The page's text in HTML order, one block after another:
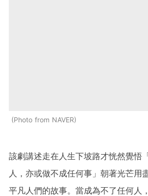
Photo from NAVER
該劇講述走在人生下坡路才恍然覺悟
人，亦或做不成任何事」朝著光芒用
平凡人們的故事。當成為不了任何人